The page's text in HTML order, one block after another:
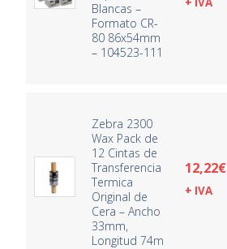
Blancas –
Formato CR-
80 86x54mm
– 104523-111
Zebra 2300
Wax Pack de
12 Cintas de
Transferencia
Termica
Original de
Cera – Ancho
33mm,
Longitud 74m
12,22€
+ IVA